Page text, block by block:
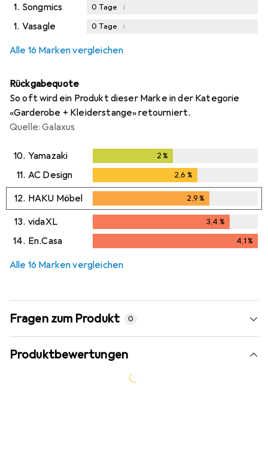
1. Songmics 0 Tage i
1. Vasagle 0 Tage i
Alle 16 Marken vergleichen
Rückgabequote
So oft wird ein Produkt dieser Marke in der Kategorie
«Garderobe + Kleiderstange» retourniert.
Quelle: Galaxus
10. Yamazaki 2 %
11. AC Design 2,6 %
12. HAKU Möbel 2,9%
13. vidaXL 3,4 %
14. En.Casa 4,1%
Alle 16 Marken vergleichen
Fragen zum Produkt 0
Produktbewertungen